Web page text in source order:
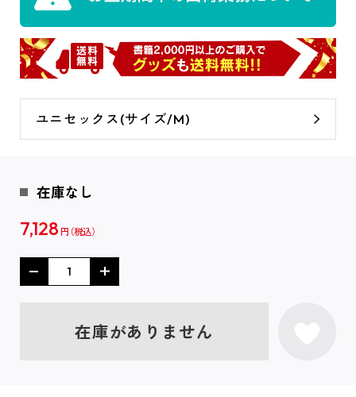
ユニセックス(サイズ/M)
在庫なし
7,128 円
在庫がありません